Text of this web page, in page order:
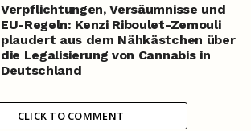
Verpflichtungen, Versäumnisse und
EU-Regeln: Kenzi Riboulet-Zemouli
plaudert aus dem Nähkästchen über
die Legalisierung von Cannabis in
Deutschland
CLICK TO COMMENT